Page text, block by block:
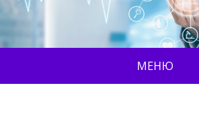
МЕНЮ